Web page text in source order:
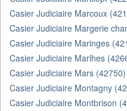
Casier Judiciaire Marcoux
Casier Judiciaire Margerie
Casier Judiciaire Maringes
Casier Judiciaire Marlhes
Casier Judiciaire Mars (42750)
Casier Judiciaire Montagny
Casier Judiciaire Montbrison